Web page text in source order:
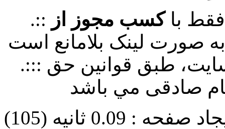
.::
باکسب مجوز از
.::: طبق قوانین حق
صادقی مي باشد
: 0.09 ثانیه (105)